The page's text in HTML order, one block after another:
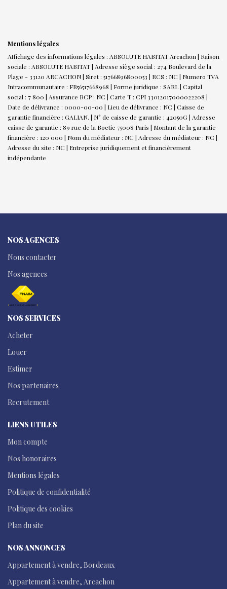
Mentions légales
Affichage des informations légales : ABSOLUTE HABITAT Arcachon | Raison
sociale : ABSOLUTE HABITAT | Adresse siège social : 274 Boulevard de la
Plage - 33120 ARCACHON | Siret : 51766896800053 | RCS : NC | Numero TVA
Intracommunautaire : FR56517668968 | Forme juridique : SARL | Capital
social : 7 800 | Assurance RCP : NC | Carte T : CPI 33012017000022208 |
Date de délivrance : 0000-00-00 | Lieu de délivrance : NC | Caisse de
garantie financière : GALIAN. | N° de caisse de garantie : 42050G | Adresse
caisse de garantie : 89 rue de la Boetie 75008 Paris | Montant de la garantie
financière : 120 000 | Nom du médiateur : NC | Adresse du médiateur : NC |
Adresse du site : NC | Entreprise juridiquement et financièrement
indépendante
NOS AGENCES
Nous contacter
Nos agences
NOS SERVICES
Acheter
Louer
Estimer
Nos partenaires
Recrutement
LIENS UTILES
Mon compte
Nos honoraires
Mentions légales
Politique de confidentialité
Politique des cookies
Plan du site
NOS ANNONCES
Appartement à vendre, Bordeaux
Appartement à vendre, Arcachon